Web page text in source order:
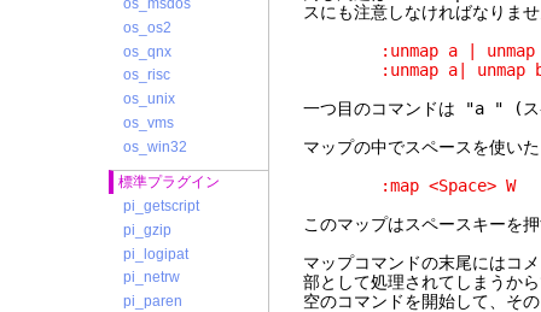
os_msdos
os_os2
os_qnx
os_risc
os_unix
os_vms
os_win32
標準プラグイン
pi_getscript
pi_gzip
pi_logipat
pi_netrw
pi_paren
スにも注意しなければなりま
:unmap a | unmap
:unmap a| unmap
一つ目のコマンドは "a " (ス
マップの中でスペースを使い
:map <Space> W
このマップはスペースキーを
マップコマンドの末尾にはコ
部として処理されてしまうか
空のコマンドを開始して、そ